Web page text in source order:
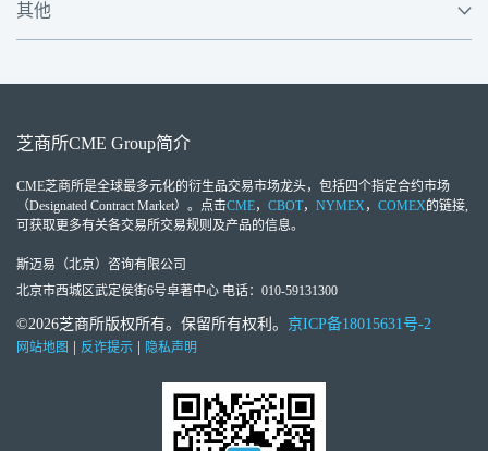
其他
芝商所CME Group简介
CME芝商所是全球最多元化的衍生品交易市场龙头，包括四个指定合约市场
（Designated Contract Market）。点击CME， CBOT， NYMEX， COMEX的链接,
可获取更多有关各交易所交易规则及产品的信息。
斯迈易（北京）咨询有限公司
北京市西城区武定侯街6号卓著中心 电话：010-59131300
©2026芝商所版权所有。保留所有权利。 京ICP备18015631号-2
网站地图 反诈提示 隐私声明